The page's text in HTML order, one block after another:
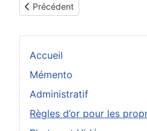
Accueil
Mémento
Administratif
Règles d’or pour les
Article précédent : Pour que
Précédent